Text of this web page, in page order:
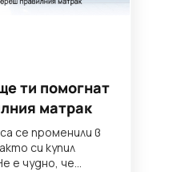
ти помогнат
матрак
се променили в
си купил
е чудно, че